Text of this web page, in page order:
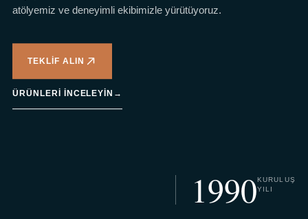
atölyemiz ve deneyimli ekibimizle yürütüyoruz.
TEKLIF ALIN
ÜRÜNLERI INCELEYIN →
1990KURULUŞ
YILI